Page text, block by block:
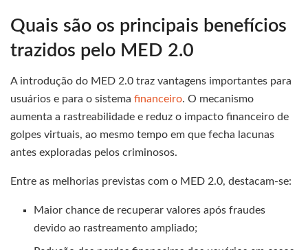
Quais são os principais benefícios
trazidos pelo MED 2.0
A introdução do MED 2.0 traz vantagens importantes para
usuários e para o sistema financeiro. O mecanismo
aumenta a rastreabilidade e reduz o impacto financeiro de
golpes virtuais, ao mesmo tempo em que fecha lacunas
antes exploradas pelos criminosos.
Entre as melhorias previstas com o MED 2.0, destacam-se:
Maior chance de recuperar valores após fraudes
devido ao rastreamento ampliado;